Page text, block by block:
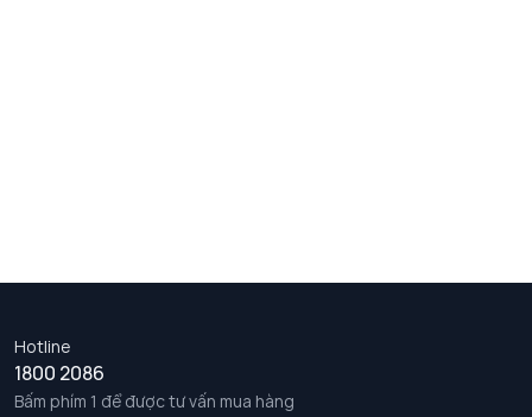
Hotline
1800 2086
Bấm phím 1 để được tư vấn mua hàng